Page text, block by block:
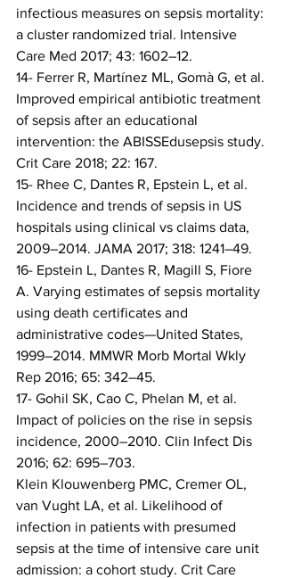
infectious measures on sepsis mortality:
a cluster randomized trial. Intensive
Care Med 2017; 43: 1602–12.
14- Ferrer R, Martínez ML, Gomà G, et al.
Improved empirical antibiotic treatment
of sepsis after an educational
intervention: the ABISSEdusepsis study.
Crit Care 2018; 22: 167.
15- Rhee C, Dantes R, Epstein L, et al.
Incidence and trends of sepsis in US
hospitals using clinical vs claims data,
2009–2014. JAMA 2017; 318: 1241–49.
16- Epstein L, Dantes R, Magill S, Fiore
A. Varying estimates of sepsis mortality
using death certificates and
administrative codes—United States,
1999–2014. MMWR Morb Mortal Wkly
Rep 2016; 65: 342–45.
17- Gohil SK, Cao C, Phelan M, et al.
Impact of policies on the rise in sepsis
incidence, 2000–2010. Clin Infect Dis
2016; 62: 695–703.
Klein Klouwenberg PMC, Cremer OL,
van Vught LA, et al. Likelihood of
infection in patients with presumed
sepsis at the time of intensive care unit
admission: a cohort study. Crit Care